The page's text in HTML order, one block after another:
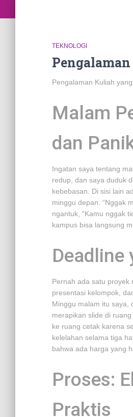
TEKNOLOGI
Pengalaman Kuliah
Malam
dan
Ingatan saya tentang
redup, dan saya duduk
kebebasan. Di sisi lain
minggu depan. “Nggak
ngantuk, “Kamu nggak
kampus bisa langsung
Deadline
Pernah ada satu proyek
presentasi kelompok,
Minggu malam itu saya,
merapikan slide di
ke ruang cetak karena
kelelahan selama tiga
bahwa ada harga yang
Proses:
Praktis